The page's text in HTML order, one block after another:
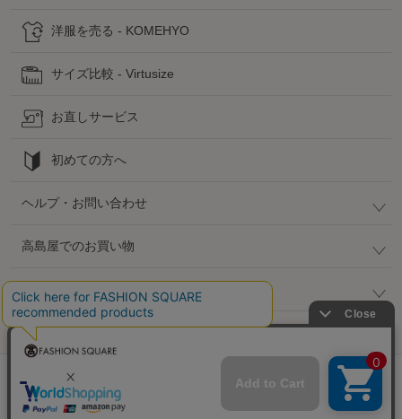
洋服を売る - KOMEHYO
サイズ比較 - Virtusize
お直しサービス
初めての方へ
ヘルプ・お問い合わせ
高島屋でのお買い物
公式SNS
企業情報 / 規約 / 採用情報